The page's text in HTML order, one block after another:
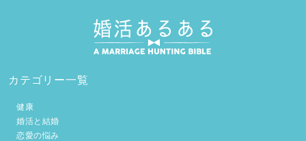
カテゴリー一覧
健康
婚活と結婚
恋愛の悩み